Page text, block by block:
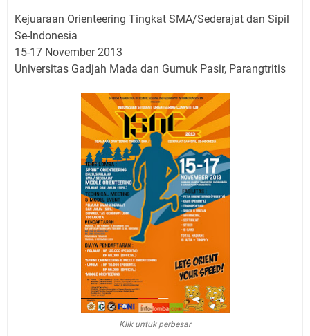
Kejuaraan Orienteering Tingkat SMA/Sederajat dan Sipil
Se-Indonesia
15-17 November 2013
Universitas Gadjah Mada dan Gumuk Pasir, Parangtritis
Klik untuk perbesar